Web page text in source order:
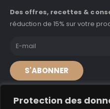
Protection des
Des offres, recettes &
réduction de 15% sur votre
S'ABONNER